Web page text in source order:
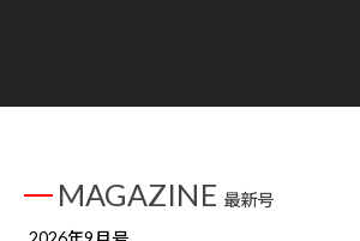
MAGAZINE 最新号